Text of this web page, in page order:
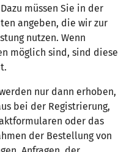
müssen Sie in der
angeben, die wir zur
nutzen. Wenn
möglich sind, sind diese
nur dann erhoben,
bei der Registrierung,
oder das
der Bestellung von